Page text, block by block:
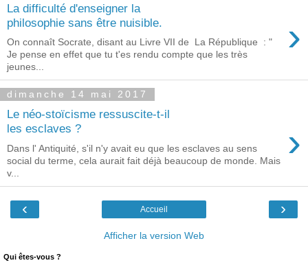
La difficulté d'enseigner la
philosophie sans être nuisible.
›
On connaît Socrate, disant au Livre VII de La République : "
Je pense en effet que tu t'es rendu compte que les très
jeunes...
dimanche 14 mai 2017
Le néo-stoïcisme ressuscite-t-il
les esclaves ?
›
Dans l' Antiquité, s'il n'y avait eu que les esclaves au sens
social du terme, cela aurait fait déjà beaucoup de monde. Mais
v...
‹ ›
Accueil
Afficher la version Web
Qui êtes-vous ?